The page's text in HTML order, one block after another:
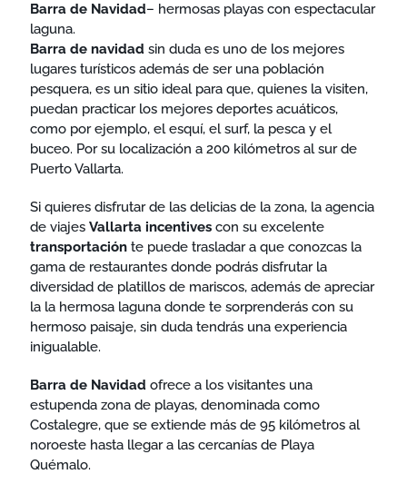
Barra de Navidad– hermosas playas con espectacular
laguna.
Barra de navidad sin duda es uno de los mejores
lugares turísticos además de ser una población
pesquera, es un sitio ideal para que, quienes la visiten,
puedan practicar los mejores deportes acuáticos,
como por ejemplo, el esquí, el surf, la pesca y el
buceo. Por su localización a 200 kilómetros al sur de
Puerto Vallarta.
Si quieres disfrutar de las delicias de la zona, la agencia
de viajes Vallarta incentivescon su excelente
transportaciónte puede trasladar a que conozcas la
gama de restaurantes donde podrás disfrutar la
diversidad de platillos de mariscos, además de apreciar
la la hermosa laguna donde te sorprenderás con su
hermoso paisaje, sin duda tendrás una experiencia
inigualable.
Barra de Navidad ofrece a los visitantes una
estupenda zona de playas, denominada como
Costalegre, que se extiende más de 95 kilómetros al
noroeste hasta llegar a las cercanías de Playa
Quémalo.